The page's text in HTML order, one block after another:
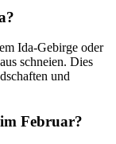
Ida-Gebirge oder
schneien. Dies
und
Februar?